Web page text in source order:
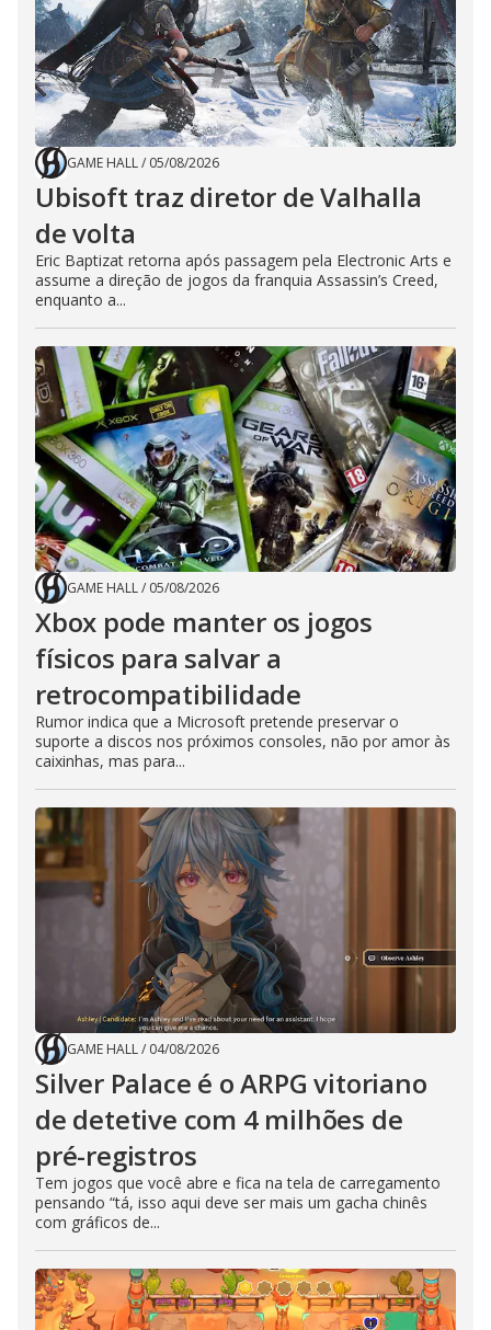
GAME HALL/ 05/08/2026
Ubisoft traz diretor de Valhalla
de volta
Eric Baptizat retorna após passagem pela Electronic Arts e
assume a direção de jogos da franquia Assassin’s Creed,
enquanto a...
GAME HALL/ 05/08/2026
Xbox pode manter os jogos
físicos para salvar a
retrocompatibilidade
Rumor indica que a Microsoft pretende preservar o
suporte a discos nos próximos consoles, não por amor às
caixinhas, mas para...
GAME HALL/ 04/08/2026
Silver Palace é o ARPG vitoriano
de detetive com 4 milhões de
pré-registros
Tem jogos que você abre e fica na tela de carregamento
pensando “tá, isso aqui deve ser mais um gacha chinês
com gráficos de...